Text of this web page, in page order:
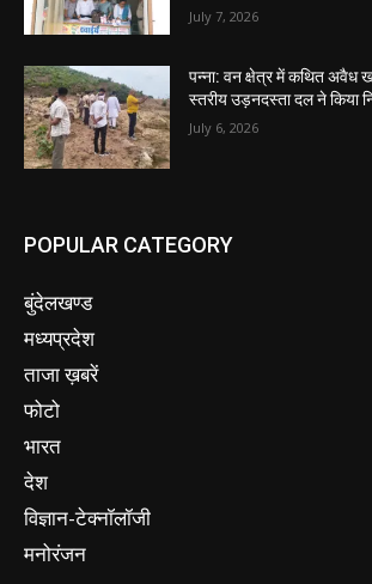
July 7, 2026
पन्ना: वन क्षेत्र में कथित अवैध
स्तरीय उड़नदस्ता दल ने किया
July 6, 2026
POPULAR CATEGORY
बुंदेलखण्ड
मध्यप्रदेश
ताजा ख़बरें
फोटो
भारत
देश
विज्ञान-टेक्नॉलॉजी
मनोरंजन